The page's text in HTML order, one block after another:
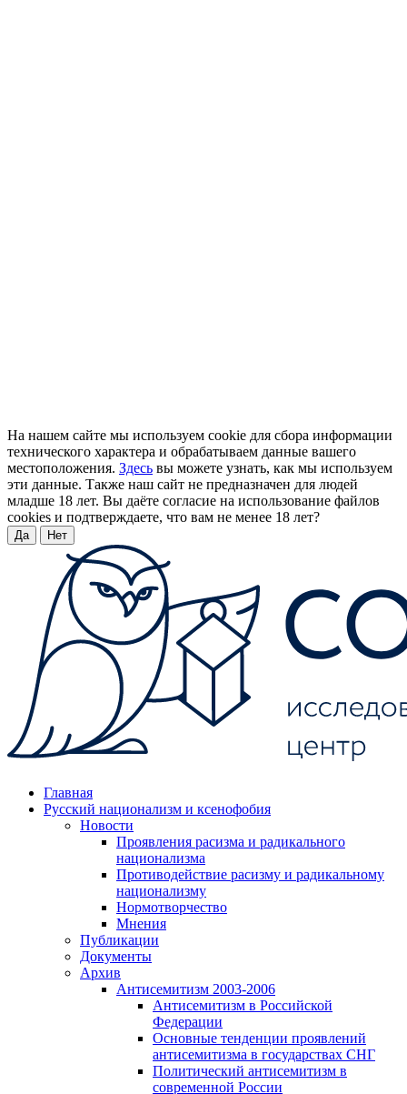
На нашем сайте мы используем cookie для сбора информации
технического характера и обрабатываем данные вашего
местоположения. Здесь вы можете узнать, как мы используем
эти данные. Также наш сайт не предназначен для людей
младше 18 лет. Вы даёте согласие на использование файлов
cookies и подтверждаете, что вам не менее 18 лет?
Да Нет
Главная
Русский национализм и ксенофобия
Новости
Проявления расизма и радикального
национализма
Противодействие расизму и радикальному
национализму
Нормотворчество
Мнения
Публикации
Документы
Архив
Антисемитизм 2003-2006
Антисемитизм в Российской
Федерации
Основные тенденции проявлений
антисемитизма в государствах СНГ
Политический антисемитизм в
современной России